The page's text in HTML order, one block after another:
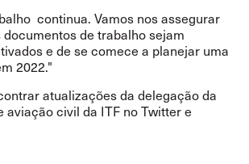
continua. Vamos nos assegurar
documentos de trabalho sejam
e de se comece a planejar uma
2022."
atualizações da delegação da
aviação civil da ITF noTwittere